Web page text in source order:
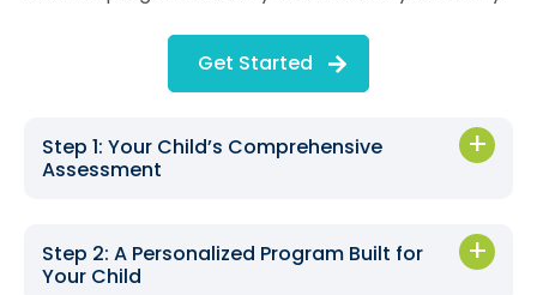
Get Started
Step 1: Your Child’s Comprehensive
Assessment
Step 2: A Personalized Program Built for
Your Child